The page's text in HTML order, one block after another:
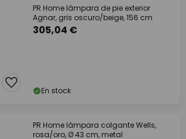
PR Home lámpara de pie exterior
Agnar, gris oscuro/beige, 156 cm
305,04 €
En stock
PR Home lámpara colgante Wells,
rosa/oro, Ø 43 cm, metal